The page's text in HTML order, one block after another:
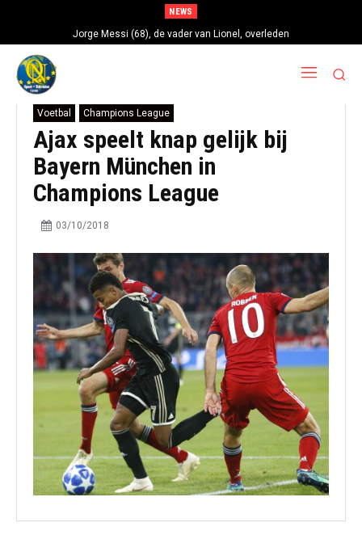
NEWS
Jorge Messi (68), de vader van Lionel, overleden
Voetbal Champions League
Ajax speelt knap gelijk bij
Bayern München in
Champions League
03/10/2018